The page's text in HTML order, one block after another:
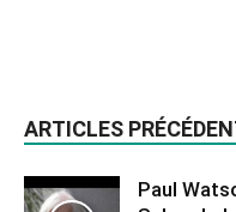
ARTICLES
Paul